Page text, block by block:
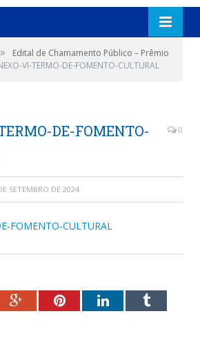
»
Edital de Chamamento Público – Prêmio
VI-TERMO-DE-FOMENTO-CULTURAL
DE-FOMENTO-
0
SETEMBRO DE 2024
FOMENTO-CULTURAL
Google+PinterestLinkedInTumblr